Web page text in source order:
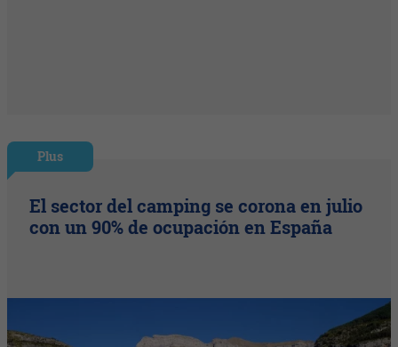
Plus
El sector del camping se corona en julio
con un 90% de ocupación en España